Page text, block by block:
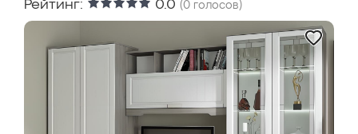
Рейтинг: 0.0 (0 голосов)